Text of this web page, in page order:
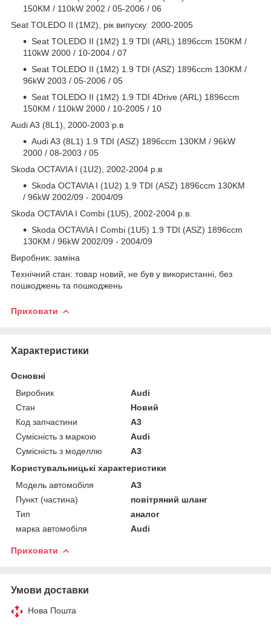
150KM / 110kW 2002 / 05-2006 / 06
Seat TOLEDO II (1M2), рік випуску: 2000-2005
Seat TOLEDO II (1M2) 1.9 TDI (ARL) 1896ccm 150KM /
110kW 2000 / 10-2004 / 07
Seat TOLEDO II (1M2) 1.9 TDI (ASZ) 1896ccm 130KM /
96kW 2003 / 05-2006 / 05
Seat TOLEDO II (1M2) 1.9 TDI 4Drive (ARL) 1896ccm
150KM / 110kW 2000 / 10-2005 / 10
Audi A3 (8L1), 2000-2003 р.в
Audi A3 (8L1) 1.9 TDI (ASZ) 1896ccm 130KM / 96kW
2000 / 08-2003 / 05
Skoda OCTAVIA I (1U2), 2002-2004 р.в
Skoda OCTAVIA I (1U2) 1.9 TDI (ASZ) 1896ccm 130KM
/ 96kW 2002/09 - 2004/09
Skoda OCTAVIA I Combi (1U5), 2002-2004 р.в.
Skoda OCTAVIA I Combi (1U5) 1.9 TDI (ASZ) 1896ccm
130KM / 96kW 2002/09 - 2004/09
Виробник: заміна
Технічний стан: товар новий, не був у використанні, без
пошкоджень та пошкоджень
Приховати
Характеристики
Основні
Виробник
Audi
Стан
Новий
Код запчастини
A3
Сумісність з маркою
Audi
Сумісність з моделлю
A3
Користувальницькі характеристики
Модель автомобіля
A3
Пункт (частина)
повітряний шланг
Тип
аналог
марка автомобіля
Audi
Приховати
Умови доставки
Нова Пошта